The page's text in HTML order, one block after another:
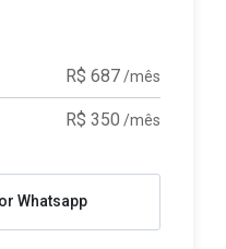
R$ 687/mês
R$ 350 /mês
Whatsapp